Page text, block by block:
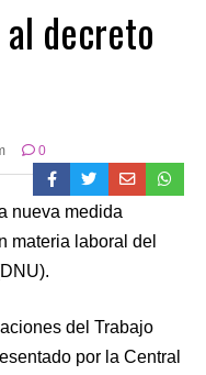
decreto
0
nueva medida
materia laboral del
del Trabajo
por la Central